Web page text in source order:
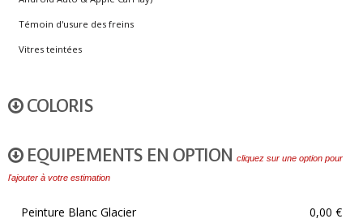
Témoin d'usure des freins
Vitres teintées
COLORIS
EQUIPEMENTS EN OPTION cliquez sur une option pour
l'ajouter à votre estimation
Peinture Blanc Glacier 0,00 €